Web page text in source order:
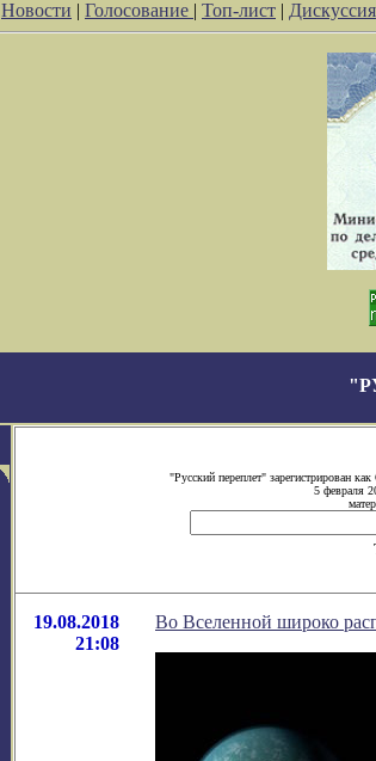
Новости | Голосование | Топ-лист | Дискуссия
"Русский переплет" зарегистрирован
5 февраля
19.08.2018
21:08
Во Вселенной широко